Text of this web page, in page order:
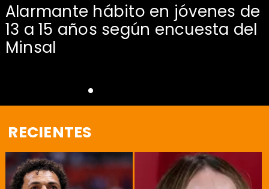
Alarmante hábito en jóvenes de
13 a 15 años según encuesta del
Minsal
RECIENTES